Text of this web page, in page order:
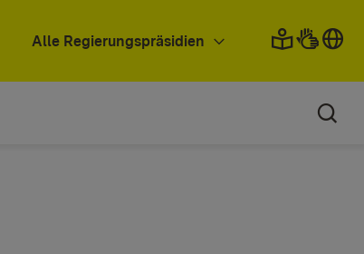
Alle Regierungspräsidien